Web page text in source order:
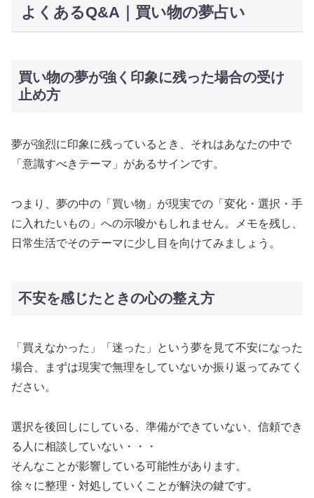
よくあるQ&A｜買い物の夢占い
買い物の夢が強く印象に残った場合の受け
止め方
夢が強烈に印象に残っているとき、それはあなたの中で
「意識すべきテーマ」があるサインです。
つまり、夢の中の「買い物」が現実での「変化・選択・手
に入れたいもの」への示唆かもしれません。メモを残し、
日常生活でそのテーマに少し目を向けてみましょう。
不安を感じたときの心の整え方
「買えなかった」「迷った」という夢を見て不安になった
場合、まずは現実で無理をしていないか振り返ってみてく
ださい。
選択を後回しにしている、準備ができていない、信頼でき
る人に相談していない・・・
そんなことが影響している可能性があります。
徐々に整理・対処していくことが解決の鍵です。